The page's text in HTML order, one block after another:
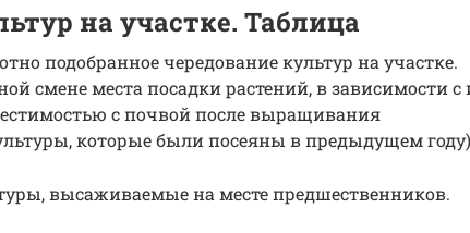
на участке. Таблица
подобранное чередование культур на участке.
смене места посадки растений, в зависимости с
с почвой после выращивания
которые были посеяны в предыдущем
высаживаемые на месте предшественников.